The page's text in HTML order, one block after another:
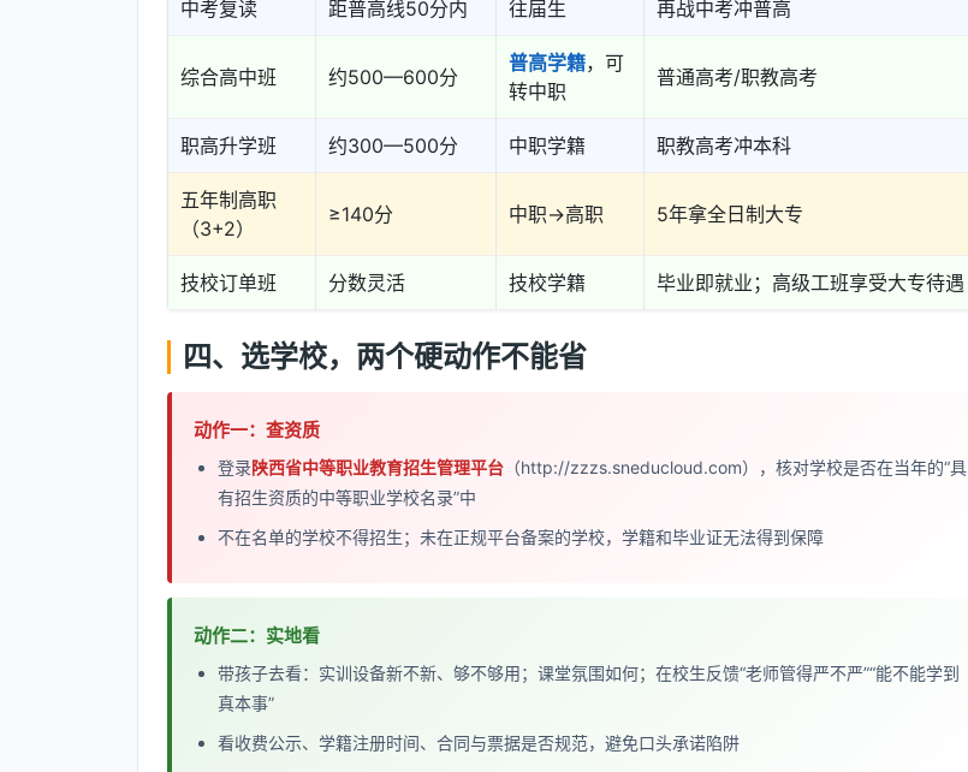
中考复读 距普高线50分内 往届生 再战中考冲普高
综合高中班 约500—600分
普高学籍，可
转中职
普通高考/职教高考
职高升学班 约300—500分 中职学籍 职教高考冲本科
五年制高职
（3+2）
≥140分 中职→高职 5年拿全日制大专
技校订单班 分数灵活 技校学籍 毕业即就业；高级工班享受大专待遇
四、选学校，两个硬动作不能省
动作一：查资质
登录陕西省中等职业教育招生管理平台 （http://zzzs.sneducloud.com），核对学校是否在当年的“具
有招生资质的中等职业学校名录”中
不在名单的学校不得招生；未在正规平台备案的学校，学籍和毕业证无法得到保障
动作二：实地看
带孩子去看：实训设备新不新、够不够用；课堂氛围如何；在校生反馈“老师管得严不严”“能不能学到
真本事”
看收费公示、学籍注册时间、合同与票据是否规范，避免口头承诺陷阱